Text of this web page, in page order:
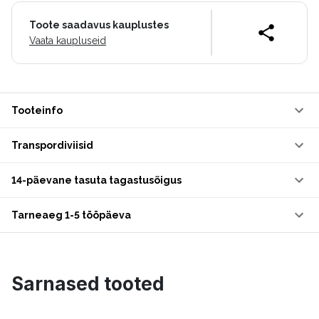
Toote saadavus kauplustes
Vaata kaupluseid
Tooteinfo
Transpordiviisid
14-päevane tasuta tagastusõigus
Tarneaeg 1-5 tööpäeva
Sarnased tooted